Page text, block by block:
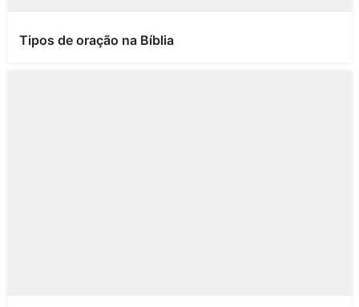
Tipos de oração na Bíblia